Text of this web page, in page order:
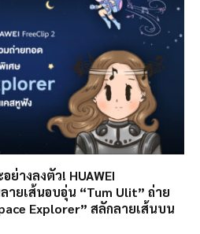
ย่างลงตัว! HUAWEI
ายเส้นอบอุ่น “Tum Ulit” ถ่าย
Explorer” สลักลายเส้นบน